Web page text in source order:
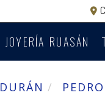
JOYERÍA RUASÁN